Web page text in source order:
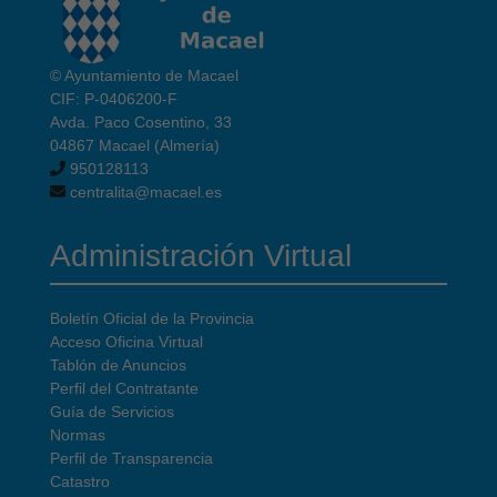
© Ayuntamiento de Macael
CIF: P-0406200-F
Avda. Paco Cosentino, 33
04867 Macael (Almería)
950128113
centralita@macael.es
Administración Virtual
Boletín Oficial de la Provincia
Acceso Oficina Virtual
Tablón de Anuncios
Perfil del Contratante
Guía de Servicios
Normas
Perfil de Transparencia
Catastro